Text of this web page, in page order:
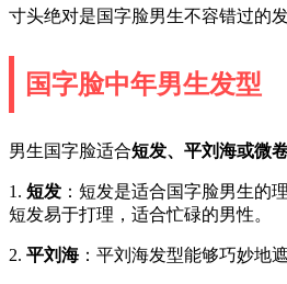
寸头绝对是国字脸男生不容错过的
国字脸中年男生发型
男生国字脸适合短发、平刘海或微
1. 短发 ：短发是适合国字脸男生的
短发易于打理，适合忙碌的男性。
2. 平刘海：平刘海发型能够巧妙地